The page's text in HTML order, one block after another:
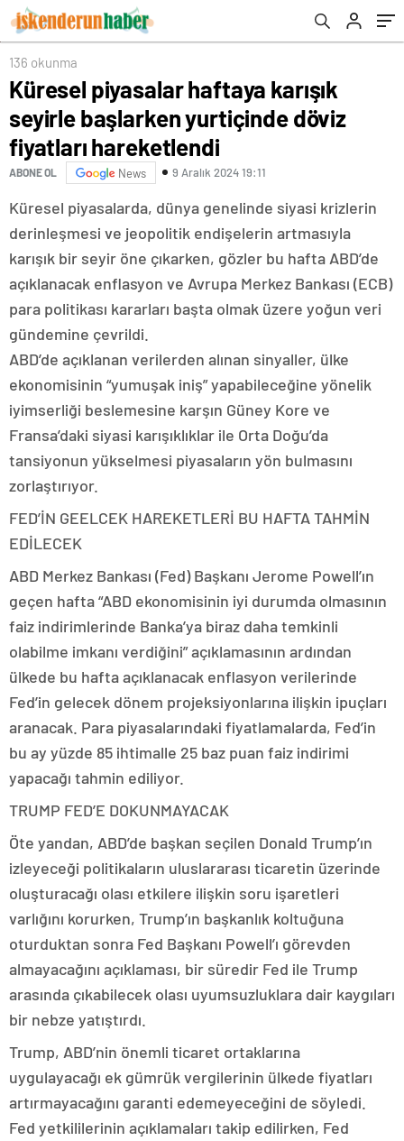
136 okunma
Küresel piyasalar haftaya karışık
seyirle başlarken yurtiçinde döviz
fiyatları hareketlendi
ABONE OL News 9 Aralık 2024 19:11
Küresel piyasalarda, dünya genelinde siyasi krizlerin
derinleşmesi ve jeopolitik endişelerin artmasıyla
karışık bir seyir öne çıkarken, gözler bu hafta ABD’de
açıklanacak enflasyon ve Avrupa Merkez Bankası (ECB)
para politikası kararları başta olmak üzere yoğun veri
gündemine çevrildi.
ABD’de açıklanan verilerden alınan sinyaller, ülke
ekonomisinin “yumuşak iniş” yapabileceğine yönelik
iyimserliği beslemesine karşın Güney Kore ve
Fransa’daki siyasi karışıklıklar ile Orta Doğu’da
tansiyonun yükselmesi piyasaların yön bulmasını
zorlaştırıyor.
FED’İN GEELCEK HAREKETLERİ BU HAFTA TAHMİN
EDİLECEK
ABD Merkez Bankası (Fed) Başkanı Jerome Powell’ın
geçen hafta “ABD ekonomisinin iyi durumda olmasının
faiz indirimlerinde Banka’ya biraz daha temkinli
olabilme imkanı verdiğini” açıklamasının ardından
ülkede bu hafta açıklanacak enflasyon verilerinde
Fed’in gelecek dönem projeksiyonlarına ilişkin ipuçları
aranacak. Para piyasalarındaki fiyatlamalarda, Fed’in
bu ay yüzde 85 ihtimalle 25 baz puan faiz indirimi
yapacağı tahmin ediliyor.
TRUMP FED’E DOKUNMAYACAK
Öte yandan, ABD’de başkan seçilen Donald Trump’ın
izleyeceği politikaların uluslararası ticaretin üzerinde
oluşturacağı olası etkilere ilişkin soru işaretleri
varlığını korurken, Trump’ın başkanlık koltuğuna
oturduktan sonra Fed Başkanı Powell’ı görevden
almayacağını açıklaması, bir süredir Fed ile Trump
arasında çıkabilecek olası uyumsuzluklara dair kaygıları
bir nebze yatıştırdı.
Trump, ABD’nin önemli ticaret ortaklarına
uygulayacağı ek gümrük vergilerinin ülkede fiyatları
artırmayacağını garanti edemeyeceğini de söyledi.
Fed yetkililerinin açıklamaları takip edilirken, Fed